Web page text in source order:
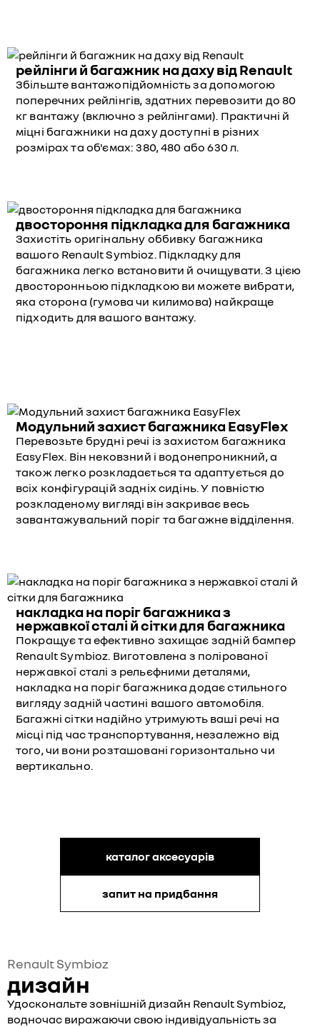
рейлінги й багажник на даху від Renault
Збільште вантажопідйомність за допомогою
поперечних рейлінгів, здатних перевозити до 80
кг вантажу (включно з рейлінгами). Практичні й
міцні багажники на даху доступні в різних
розмірах та об'ємах: 380, 480 або 630 л.
двостороння підкладка для багажника
Захистіть оригінальну оббивку багажника
вашого Renault Symbioz. Підкладку для
багажника легко встановити й очищувати. З цією
двосторонньою підкладкою ви можете вибрати,
яка сторона (гумова чи килимова) найкраще
підходить для вашого вантажу.
Модульний захист багажника EasyFlex
Перевозьте брудні речі із захистом багажника
EasyFlex. Він нековзний і водонепроникний, а
також легко розкладається та адаптується до
всіх конфігурацій задніх сидінь. У повністю
розкладеному вигляді він закриває весь
завантажувальний поріг та багажне відділення.
накладка на поріг багажника з
нержавкої сталі й сітки для багажника
Покращує та ефективно захищає задній бампер
Renault Symbioz. Виготовлена з полірованої
нержавкої сталі з рельєфними деталями,
накладка на поріг багажника додає стильного
вигляду задній частині вашого автомобіля.
Багажні сітки надійно утримують ваші речі на
місці під час транспортування, незалежно від
того, чи вони розташовані горизонтально чи
вертикально.
каталог аксесуарів
запит на придбання
Renault Symbioz
дизайн
Удоскональте зовнішній дизайн Renault Symbioz,
водночас виражаючи свою індивідуальність за